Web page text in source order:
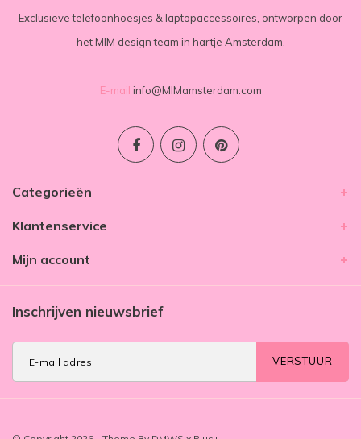
Exclusieve telefoonhoesjes & laptopaccessoires, ontworpen door
het MIM design team in hartje Amsterdam.
E-mail info@MIMamsterdam.com
Categorieën
Klantenservice
Mijn account
Inschrijven nieuwsbrief
VERSTUUR